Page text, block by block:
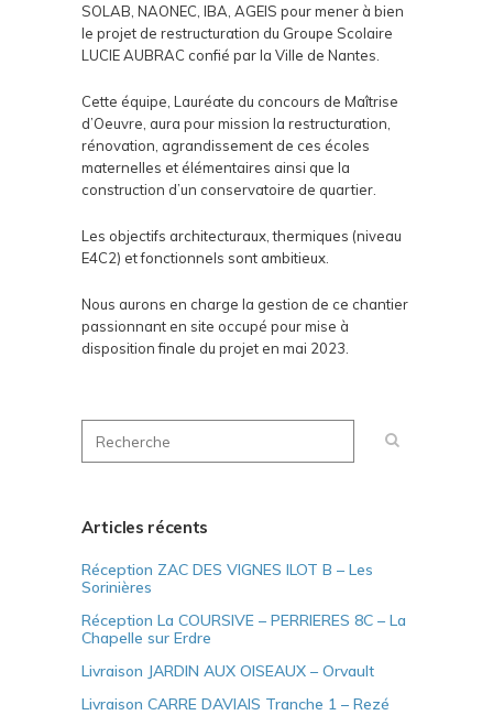
SOLAB, NAONEC, IBA, AGEIS pour mener à bien
le projet de restructuration du Groupe Scolaire
LUCIE AUBRAC confié par la Ville de Nantes.
Cette équipe, Lauréate du concours de Maîtrise
d’Oeuvre, aura pour mission la restructuration,
rénovation, agrandissement de ces écoles
maternelles et élémentaires ainsi que la
construction d’un conservatoire de quartier.
Les objectifs architecturaux, thermiques (niveau
E4C2) et fonctionnels sont ambitieux.
Nous aurons en charge la gestion de ce chantier
passionnant en site occupé pour mise à
disposition finale du projet en mai 2023.
Articles récents
Réception ZAC DES VIGNES ILOT B – Les
Sorinières
Réception La COURSIVE – PERRIERES 8C – La
Chapelle sur Erdre
Livraison JARDIN AUX OISEAUX – Orvault
Livraison CARRE DAVIAIS Tranche 1 – Rezé